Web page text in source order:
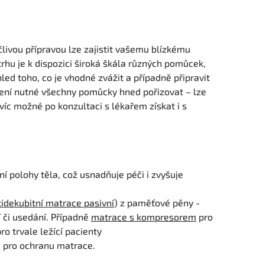
přípravou lze zajistit vašemu blízkému
je k dispozici široká škála různých pomůcek,
toho, co je vhodné zvážit a případně připravit
nutné všechny pomůcky hned pořizovat – lze
možné po konzultaci s lékařem získat i s
polohy těla, což usnadňuje péči i zvyšuje
matrace pasivní) z paměťové pěny -
usedání. Případně matrace s kompresorem pro
trvale ležící pacienty
ochranu matrace.